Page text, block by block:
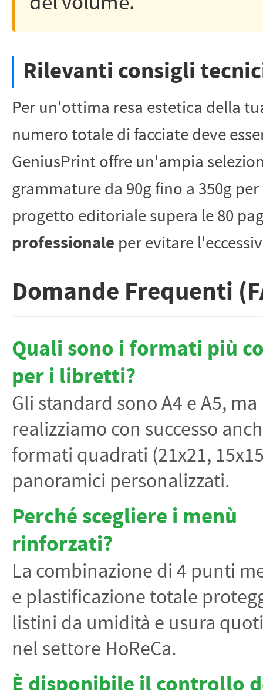
Rilevanti consigli
Per un'ottima resa estetica della
numero totale di facciate deve
GeniusPrint offre un'ampia
grammature da 90g fino a 350g
progetto editoriale supera le 80
professionale per evitare
Domande Frequenti
Quali sono i formati più
per i libretti?
Gli standard sono A4 e A5, ma
realizziamo con successo
formati quadrati (21x21,
panoramici personalizzati.
Perché scegliere i menù
rinforzati?
La combinazione di 4 punti
e plastificazione totale
listini da umidità e usura
nel settore HoReCa.